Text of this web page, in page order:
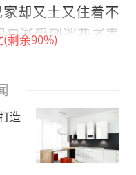
却又土又住着不
渐受到消费者青
统包含制冷、供
和垃圾处理等多
行业经验的老编
要的，就是供热
(剩余90%)
造